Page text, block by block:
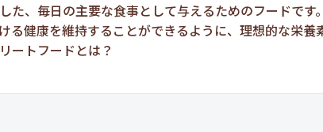
た、毎日の主要な食事として与えるためのフードです
健康を維持することができるように、理想的な栄
ートフードとは？